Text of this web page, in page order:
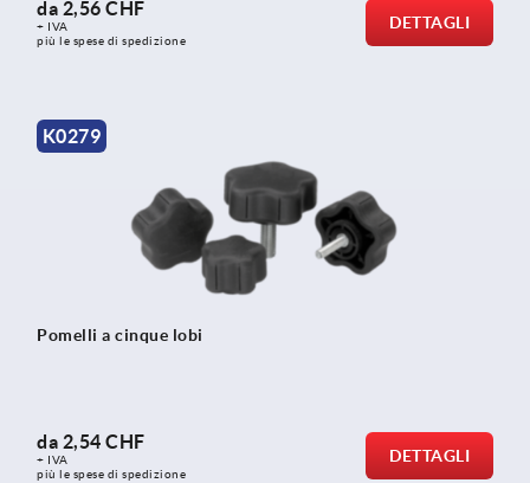
da 2,56 CHF
+ IVA
più le spese di spedizione
DETTAGLI
K0279
Pomelli a cinque lobi
da 2,54 CHF
+ IVA
più le spese di spedizione
DETTAGLI